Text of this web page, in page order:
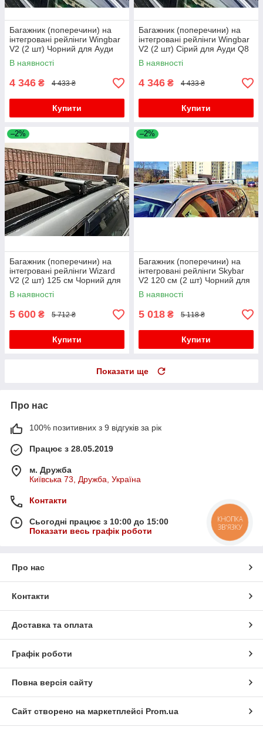
Багажник (поперечини) на
інтегровані рейлінги Wingbar
V2 (2 шт) Чорний для Ауди
Q8 2018- рр
В наявності
4 346 ₴ 4 433 ₴
Купити
Багажник (поперечини) на
інтегровані рейлінги Wingbar
V2 (2 шт) Сірий для Ауди Q8
2018- рр
В наявності
4 346 ₴ 4 433 ₴
Купити
–2%
Багажник (поперечини) на
інтегровані рейлінги Wizard
V2 (2 шт) 125 см Чорний для
Ауди Q8 2018- рр
В наявності
5 600 ₴ 5 712 ₴
Купити
–2%
Багажник (поперечини) на
інтегровані рейлінги Skybar
V2 120 см (2 шт) Чорний для
Ауди Q8 2018- рр
В наявності
5 018 ₴ 5 118 ₴
Купити
Показати ще
Про нас
100% позитивних з 9 відгуків за рік
Працює з 28.05.2019
м. Дружба
Київська 73, Дружба, Україна
Контакти
Сьогодні працює з 10:00 до 15:00
Показати весь графік роботи
Про нас
Контакти
Доставка та оплата
Графік роботи
Повна версія сайту
Сайт створено на маркетплейсі Prom.ua
КНОПКА
ЗВ'ЯЗКУ